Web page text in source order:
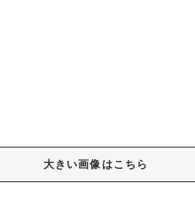
大きい画像はこちら